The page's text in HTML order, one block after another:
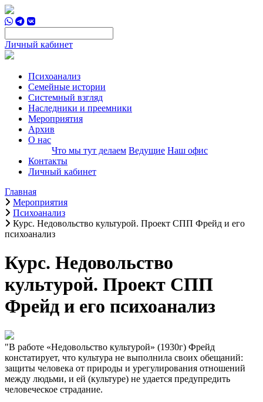
Личный кабинет
Психоанализ
Семейные истории
Системный взгляд
Наследники и преемники
Мероприятия
Архив
О нас
Что мы тут делаем Ведущие Наш офис
Контакты
Личный кабинет
Главная
Мероприятия
Психоанализ
Курс. Недовольство культурой. Проект СПП Фрейд и его
психоанализ
Курс. Недовольство
культурой. Проект СПП
Фрейд и его психоанализ
"В работе «Недовольство культурой» (1930г) Фрейд
констатирует, что культура не выполнила своих обещаний:
защиты человека от природы и урегулирования отношений
между людьми, и ей (культуре) не удается предупредить
человеческое страдание.